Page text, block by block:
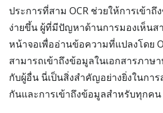
ประการที่สาม OCR ช่วยให้การเข้า
ง่ายขึ้น ผู้ที่มีปัญหาด้านการมองเห็นส
หน้าจอเพื่ออ่านข้อความที่แปลงโดย
สามารถเข้าถึงข้อมูลในเอกสารภาษ
กับผู้อื่น นี่เป็นสิ่งสำคัญอย่างยิ่งในการ
กันและการเข้าถึงข้อมูลสำหรับทุกคน